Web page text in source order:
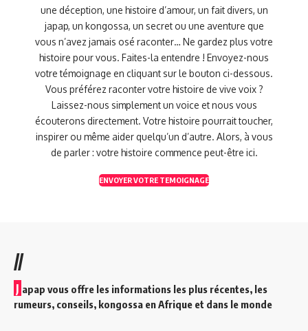
une déception, une histoire d’amour, un fait divers, un
japap, un kongossa, un secret ou une aventure que
vous n’avez jamais osé raconter… Ne gardez plus votre
histoire pour vous. Faites-la entendre ! Envoyez-nous
votre témoignage en cliquant sur le bouton ci-dessous.
Vous préférez raconter votre histoire de vive voix ?
Laissez-nous simplement un voice et nous vous
écouterons directement. Votre histoire pourrait toucher,
inspirer ou même aider quelqu’un d’autre. Alors, à vous
de parler : votre histoire commence peut-être ici.
ENVOYER VOTRE TEMOIGNAGE
//
J apap vous offre les informations les plus récentes, les
rumeurs, conseils, kongossa en Afrique et dans le monde